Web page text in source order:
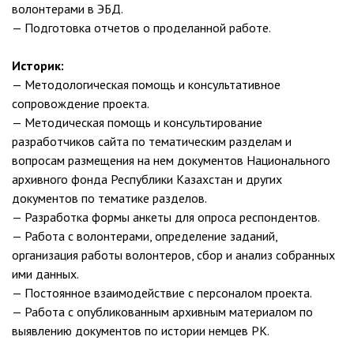
волонтерами в ЭБД.
— Подготовка отчетов о проделанной работе.
Историк:
— Методологическая помощь и консультативное
сопровождение проекта.
— Методическая помощь и консультирование
разработчиков сайта по тематическим разделам и
вопросам размещения на нем документов Национального
архивного фонда Республики Казахстан и других
документов по тематике разделов.
— Разработка формы анкеты для опроса респондентов.
— Работа с волонтерами, определение заданий,
организация работы волонтеров, сбор и анализ собранных
ими данных.
— Постоянное взаимодействие с персоналом проекта.
— Работа с опубликованным архивным материалом по
выявлению документов по истории немцев РК.